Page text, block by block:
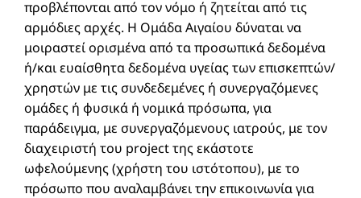
προβλέπονται από τον νόμο ή ζητείται από τις
αρμόδιες αρχές. Η Ομάδα Αιγαίου δύναται να
μοιραστεί ορισμένα από τα προσωπικά δεδομένα
ή/και ευαίσθητα δεδομένα υγείας των επισκεπτών/
χρηστών με τις συνδεδεμένες ή συνεργαζόμενες
ομάδες ή φυσικά ή νομικά πρόσωπα, για
παράδειγμα, με συνεργαζόμενους ιατρούς, με τον
διαχειριστή του project της εκάστοτε
ωφελούμενης (χρήστη του ιστότοπου), με το
πρόσωπο που αναλαμβάνει την επικοινωνία για